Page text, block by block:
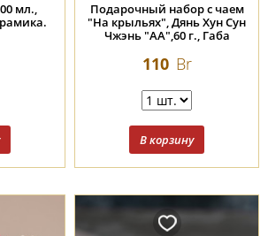
мл.,
Подарочный набор с чаем
"На крыльях", Дянь Хун Сун
Чжэнь "АА",60 г., Габа
110 Br